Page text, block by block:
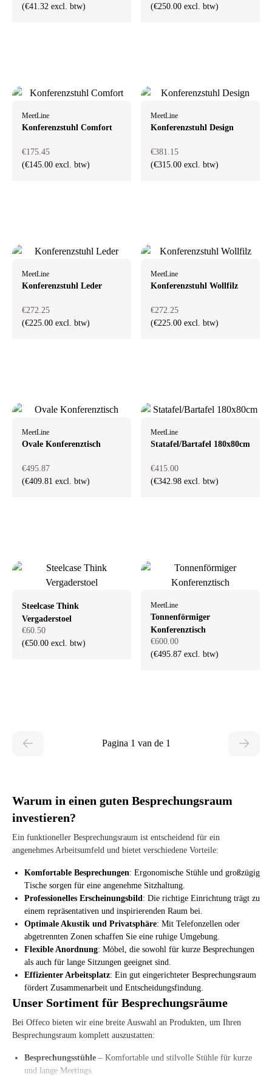
(€41.32 excl. btw)
(€250.00 excl. btw)
MeetLine
Konferenzstuhl Comfort
€175.45
(€145.00 excl. btw)
MeetLine
Konferenzstuhl Design
€381.15
(€315.00 excl. btw)
MeetLine
Konferenzstuhl Leder
€272.25
(€225.00 excl. btw)
MeetLine
Konferenzstuhl Wollfilz
€272.25
(€225.00 excl. btw)
MeetLine
Ovale Konferenztisch
€495.87
(€409.81 excl. btw)
MeetLine
Statafel/Bartafel 180x80cm
€415.00
(€342.98 excl. btw)
Steelcase Think
Vergaderstoel
€60.50
(€50.00 excl. btw)
MeetLine
Tonnenförmiger
Konferenztisch
€600.00
(€495.87 excl. btw)
Pagina 1 van de 1
Warum in einen guten Besprechungsraum
investieren?
Ein funktioneller Besprechungsraum ist entscheidend für ein
angenehmes Arbeitsumfeld und bietet verschiedene Vorteile:
Komfortable Besprechungen: Ergonomische Stühle und großzügige
Tische sorgen für eine angenehme Sitzhaltung.
Professionelles Erscheinungsbild: Die richtige Einrichtung trägt zu
einem repräsentativen und inspirierenden Raum bei.
Optimale Akustik und Privatsphäre: Mit Telefonzellen oder
abgetrennten Zonen schaffen Sie eine ruhige Umgebung.
Flexible Anordnung: Möbel, die sowohl für kurze Besprechungen
als auch für lange Sitzungen geeignet sind.
Effizienter Arbeitsplatz: Ein gut eingerichteter Besprechungsraum
fördert Zusammenarbeit und Entscheidungsfindung.
Unser Sortiment für Besprechungsräume
Bei Offeco bieten wir eine breite Auswahl an Produkten, um Ihren
Besprechungsraum komplett auszustatten:
Besprechungsstühle – Komfortable und stilvolle Stühle für kurze
und lange Meetings.